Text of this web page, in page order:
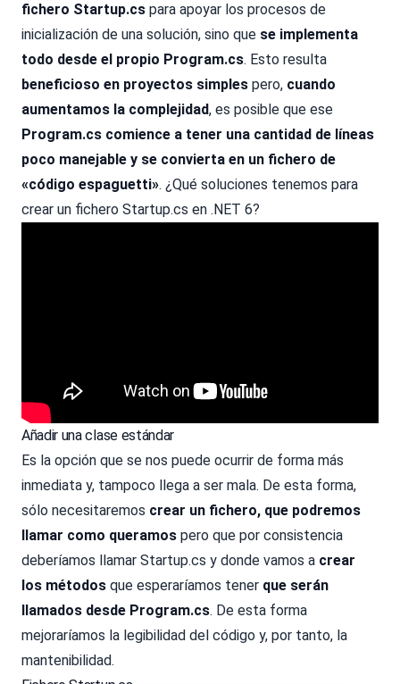
fichero Startup.cs para apoyar los procesos de
inicialización de una solución, sino que se implementa
todo desde el propio Program.cs. Esto resulta
beneficioso en proyectos simples pero, cuando
aumentamos la complejidad, es posible que ese
Program.cs comience a tener una cantidad de líneas
poco manejable y se convierta en un fichero de
«código espaguetti». ¿Qué soluciones tenemos para
crear un fichero Startup.cs en .NET 6?
Añadir una clase estándar
Es la opción que se nos puede ocurrir de forma más
inmediata y, tampoco llega a ser mala. De esta forma,
sólo necesitaremos crear un fichero, que podremos
llamar como queramos pero que por consistencia
deberíamos llamar Startup.cs y donde vamos a crear
los métodos que esperaríamos tener que serán
llamados desde Program.cs. De esta forma
mejoraríamos la legibilidad del código y, por tanto, la
mantenibilidad.